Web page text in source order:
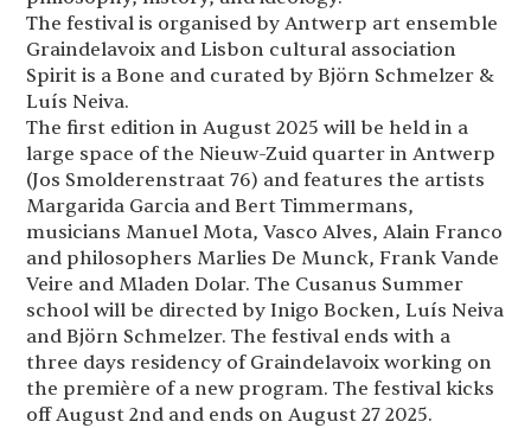
The festival is organised by Antwerp art ensemble
Graindelavoix and Lisbon cultural association
Spirit is a Bone and curated by Björn Schmelzer &
Luís Neiva.
The first edition in August 2025 will be held in a
large space of the Nieuw-Zuid quarter in Antwerp
(Jos Smolderenstraat 76) and features the artists
Margarida Garcia and Bert Timmermans,
musicians Manuel Mota, Vasco Alves, Alain Franco
and philosophers Marlies De Munck, Frank Vande
Veire and Mladen Dolar. The Cusanus Summer
school will be directed by Inigo Bocken, Luís Neiva
and Björn Schmelzer. The festival ends with a
three days residency of Graindelavoix working on
the première of a new program. The festival kicks
off August 2nd and ends on August 27 2025.